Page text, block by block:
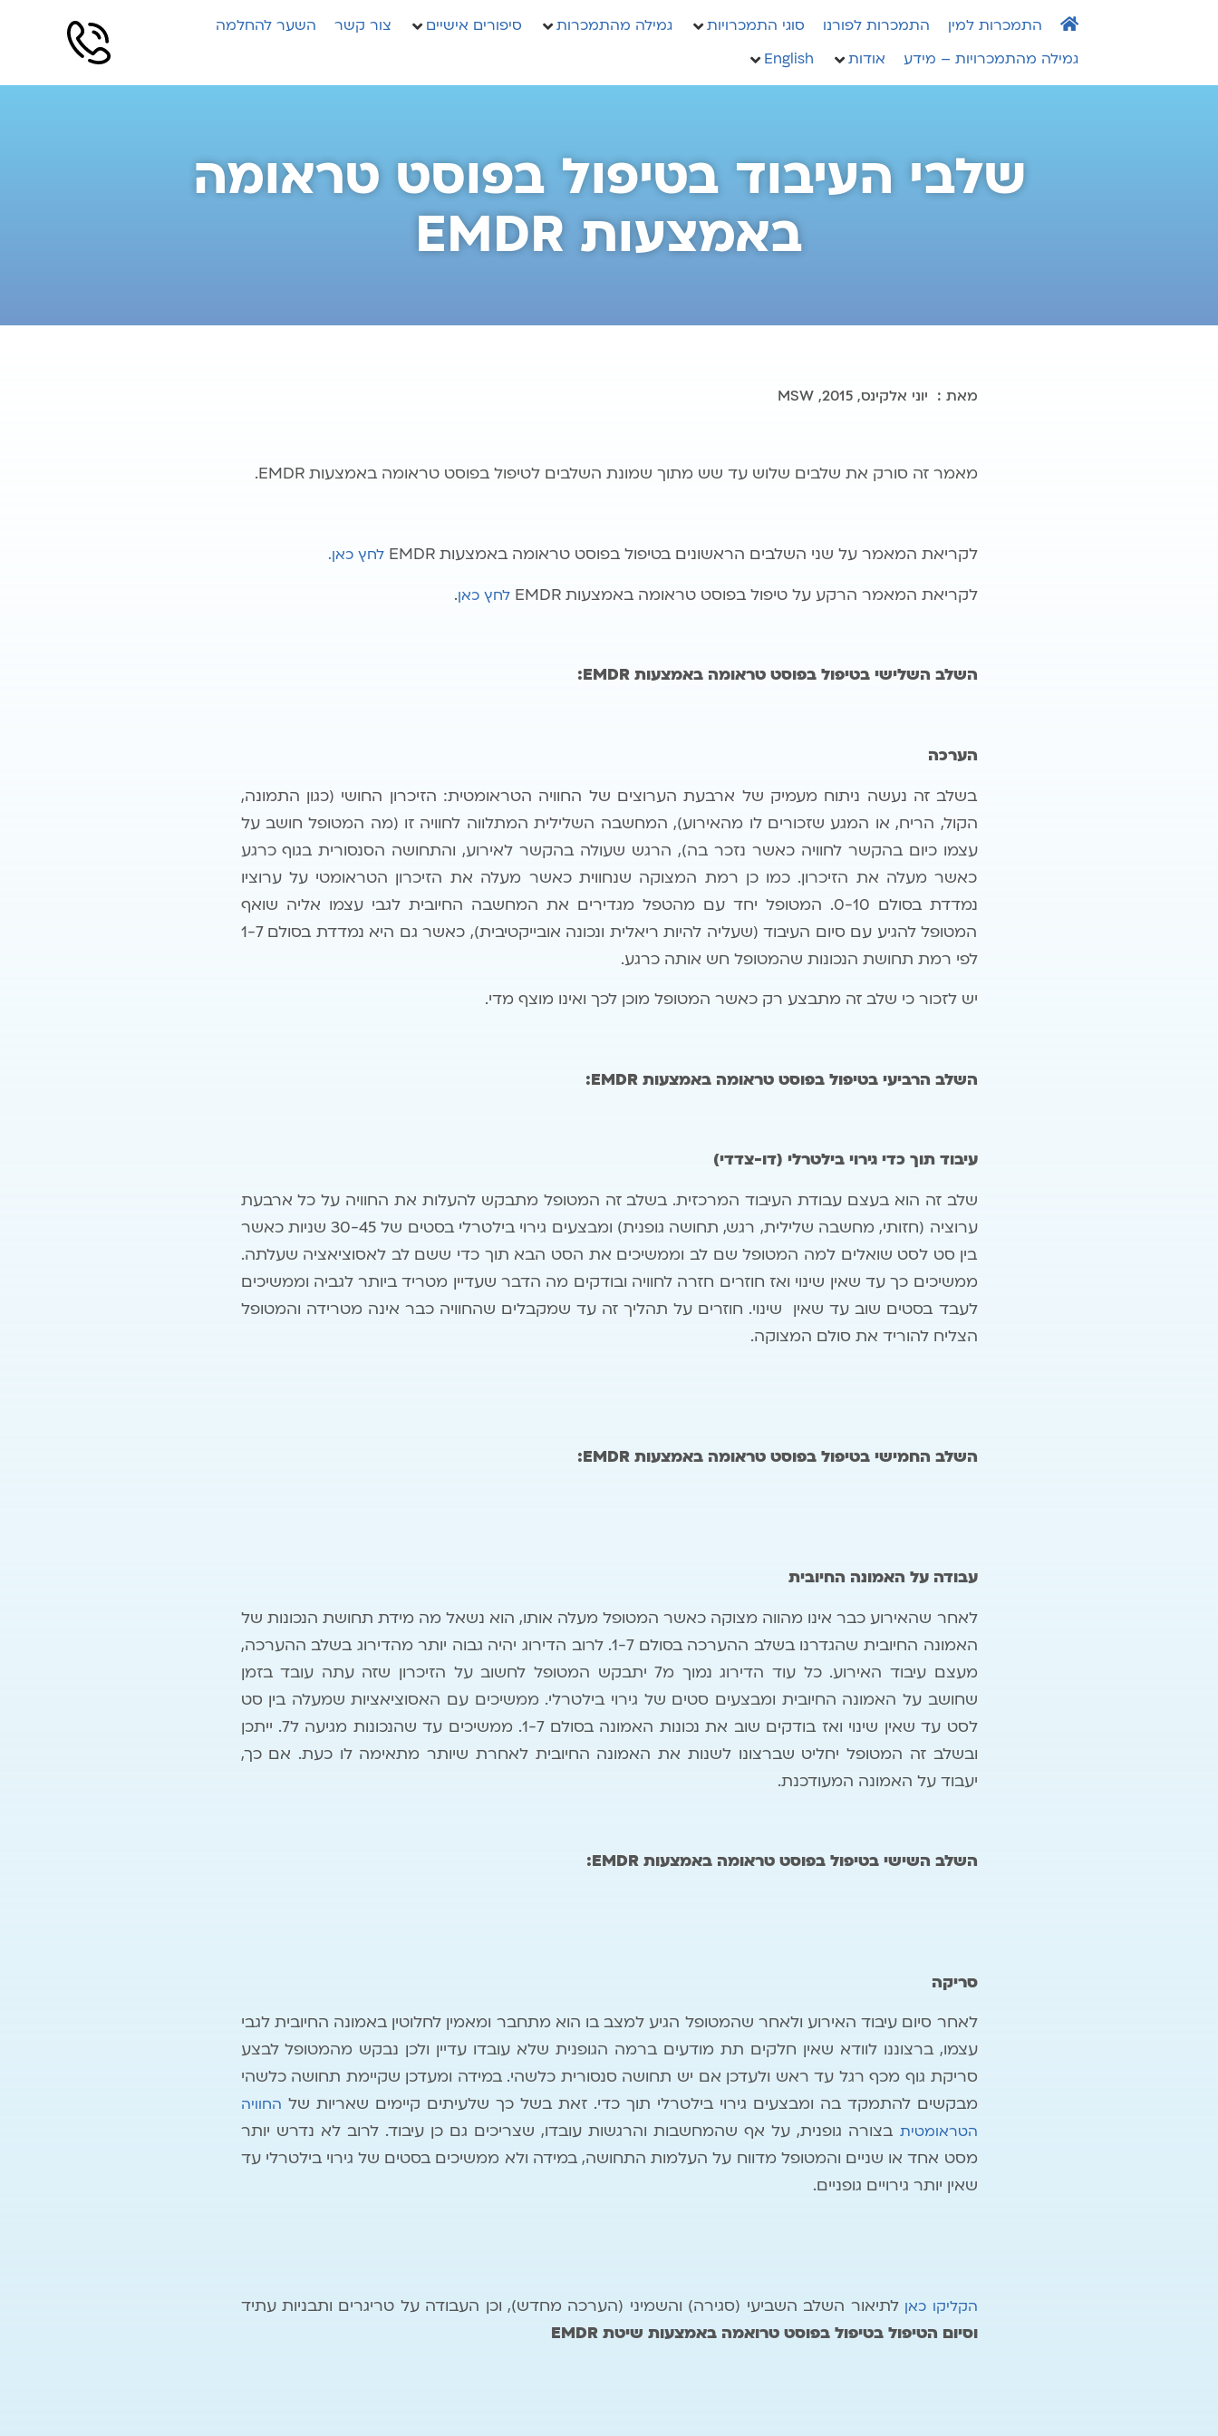
התמכרות למין התמכרות לפורנו סוגי התמכרויות גמילה מהתמכרות סיפורים אישיים צור קשר
השער להחלמה
גמילה מהתמכרויות – מידע
אודות English
שלבי העיבוד בטיפול בפוסט טראומה
באמצעות EMDR
מאת : יוני אלקינס, 2015, MSW
מאמר זה סורק את שלבים שלוש עד שש מתוך שמונת השלבים לטיפול בפוסט טראומה באמצעות EMDR.
לקריאת המאמר על שני השלבים הראשונים בטיפול בפוסט טראומה באמצעות EMDR לחץ כאן.
לקריאת המאמר הרקע על טיפול בפוסט טראומה באמצעות EMDR לחץ כאן.
השלב השלישי בטיפול בפוסט טראומה באמצעותEMDR
:
הערכה
בשלב זה נעשה ניתוח מעמיק של ארבעת הערוצים של החוויה הטראומטית: הזיכרון החושי (כגון התמונה,
הקול, הריח, או המגע שזכורים לו מהאירוע), המחשבה השלילית המתלווה לחוויה זו (מה המטופל חושב על
עצמו כיום בהקשר לחוויה כאשר נזכר בה), הרגש שעולה בהקשר לאירוע, והתחושה הסנסורית בגוף כרגע
כאשר מעלה את הזיכרון. כמו כן רמת המצוקה שנחווית כאשר מעלה את הזיכרון הטראומטי על ערוציו
נמדדת בסולם 0-10. המטופל יחד עם מהטפל מגדירים את המחשבה החיובית לגבי עצמו אליה שואף
המטופל להגיע עם סיום העיבוד (שעליה להיות ריאלית ונכונה אובייקטיבית), כאשר גם היא נמדדת בסולם 1-7
לפי רמת תחושת הנכונות שהמטופל חש אותה כרגע.
יש לזכור כי שלב זה מתבצע רק כאשר המטופל מוכן לכך ואינו מוצף מדי.
השלב הרביעי בטיפול בפוסט טראומה באמצעותEMDR
:
עיבוד תוך כדי גירוי בילטרלי (דו-צדדי)
שלב זה הוא בעצם עבודת העיבוד המרכזית. בשלב זה המטופל מתבקש להעלות את החוויה על כל ארבעת
ערוציה (חזותי, מחשבה שלילית, רגש, תחושה גופנית) ומבצעים גירוי בילטרלי בסטים של 30-45 שניות כאשר
בין סט לסט שואלים למה המטופל שם לב וממשיכים את הסט הבא תוך כדי ששם לב לאסוציאציה שעלתה.
ממשיכים כך עד שאין שינוי ואז חוזרים חזרה לחוויה ובודקים מה הדבר שעדיין מטריד ביותר לגביה וממשיכים
לעבד בסטים שוב עד שאין שינוי. חוזרים על תהליך זה עד שמקבלים שהחוויה כבר אינה מטרידה והמטופל
הצליח להוריד את סולם המצוקה.
השלב החמישי בטיפול בפוסט טראומה באמצעותEMDR
:
עבודה על האמונה החיובית
לאחר שהאירוע כבר אינו מהווה מצוקה כאשר המטופל מעלה אותו, הוא נשאל מה מידת תחושת הנכונות של
האמונה החיובית שהגדרנו בשלב ההערכה בסולם 1-7. לרוב הדירוג יהיה גבוה יותר מהדירוג בשלב ההערכה,
מעצם עיבוד האירוע. כל עוד הדירוג נמוך מ7 יתבקש המטופל לחשוב על הזיכרון שזה עתה עובד בזמן
שחושב על האמונה החיובית ומבצעים סטים של גירוי בילטרלי. ממשיכים עם האסוציאציות שמעלה בין סט
לסט עד שאין שינוי ואז בודקים שוב את נכונות האמונה בסולם 1-7. ממשיכים עד שהנכונות מגיעה ל7. ייתכן
ובשלב זה המטופל יחליט שברצונו לשנות את האמונה החיובית לאחרת שיותר מתאימה לו כעת. אם כך,
יעבוד על האמונה המעודכנת.
השלב השישי בטיפול בפוסט טראומה באמצעותEMDR
:
סריקה
לאחר סיום עיבוד האירוע ולאחר שהמטופל הגיע למצב בו הוא מתחבר ומאמין לחלוטין באמונה החיובית לגבי
עצמו, ברצוננו לוודא שאין חלקים תת מודעים ברמה הגופנית שלא עובדו עדיין ולכן נבקש מהמטופל לבצע
סריקת גוף מכף רגל עד ראש ולעדכן אם יש תחושה סנסורית כלשהי. במידה ומעדכן שקיימת תחושה כלשהי
מבקשים להתמקד בה ומבצעים גירוי בילטרלי תוך כדי. זאת בשל כך שלעיתים קיימים שאריות של החוויה
הטראומטית בצורה גופנית, על אף שהמחשבות והרגשות עובדו, שצריכים גם כן עיבוד. לרוב לא נדרש יותר
מסט אחד או שניים והמטופל מדווח על העלמות התחושה, במידה ולא ממשיכים בסטים של גירוי בילטרלי עד
שאין יותר גירויים גופניים.
הקליקו כאן לתיאור השלב השביעי (סגירה) והשמיני (הערכה מחדש), וכן העבודה על טריגרים ותבניות עתיד
וסיום הטיפול בטיפול בפוסט טרואמה באמצעות שיטתEMDR